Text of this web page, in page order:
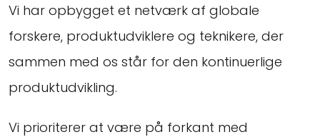
Vi har opbygget et netværk af globale
forskere, produktudviklere og teknikere, der
sammen med os står for den kontinuerlige
produktudvikling.
Vi prioriterer at være på forkant med